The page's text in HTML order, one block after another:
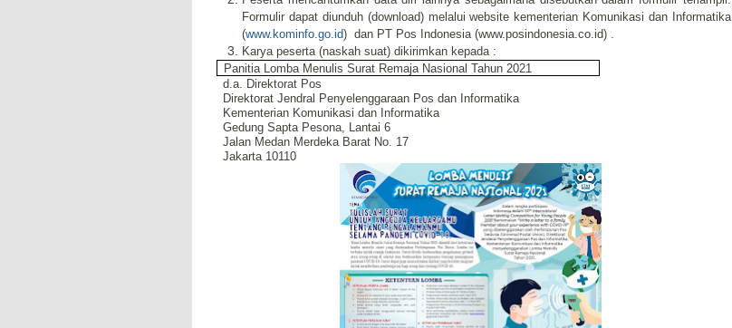
Formulir dapat diunduh (download) melalui website kementerian Komunikasi dan Informatika
(www.kominfo.go.id) dan PT Pos Indonesia (www.posindonesia.co.id) .
Karya peserta (naskah suat) dikirimkan kepada :
Panitia Lomba Menulis Surat Remaja Nasional Tahun 2021
d.a. Direktorat Pos
Direktorat Jendral Penyelenggaraan Pos dan Informatika
Kementerian Komunikasi dan Informatika
Gedung Sapta Pesona, Lantai 6
Jalan Medan Merdeka Barat No. 17
Jakarta 10110